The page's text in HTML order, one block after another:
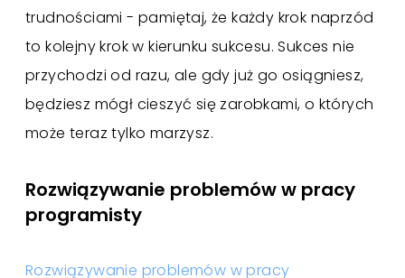
trudnościami - pamiętaj, że każdy krok naprzód
to kolejny krok w kierunku sukcesu. Sukces nie
przychodzi od razu, ale gdy już go osiągniesz,
będziesz mógł cieszyć się zarobkami, o których
może teraz tylko marzysz.
Rozwiązywanie problemów w pracy
programisty
Rozwiązywanie problemów w pracy